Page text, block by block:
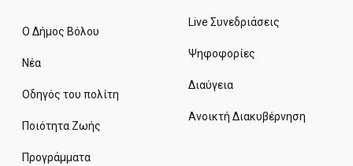
Ο Δήμος Βόλου
Νέα
Οδηγός του πολίτη
Ποιότητα Ζωής
Προγράμματα
Live Συνεδριάσεις
Ψηφοφορίες
Διαύγεια
Ανοικτή Διακυβέρνηση